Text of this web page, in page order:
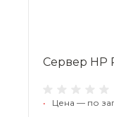
Сервер HP
• Цена — по